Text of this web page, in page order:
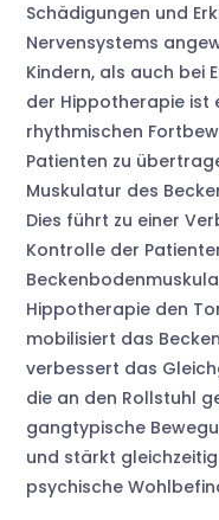
Schädigungen und
Nervensystems
Kindern, als auch bei
der Hippotherapie ist
rhythmischen
Patienten zu
Muskulatur des
Dies führt zu einer
Kontrolle der
Hippotherapie den
mobilisiert das
verbessert das
die an den Rollstuhl
gangtypische
und stärkt
psychische